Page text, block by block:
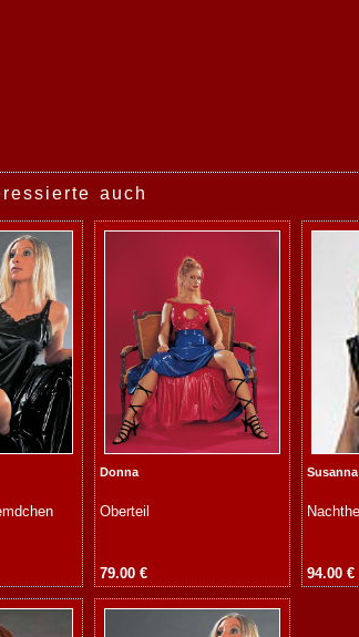
auch
Donna
Oberteil
79.00 €
Susanna
94.00 €